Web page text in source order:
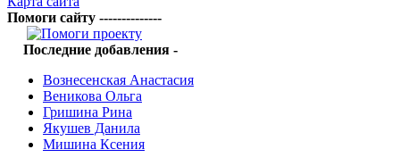
Помоги сайту --------------
Последние добавления -
Вознесенская Анастасия
Веникова Ольга
Гришина Рина
Якушев Данила
Мишина Ксения